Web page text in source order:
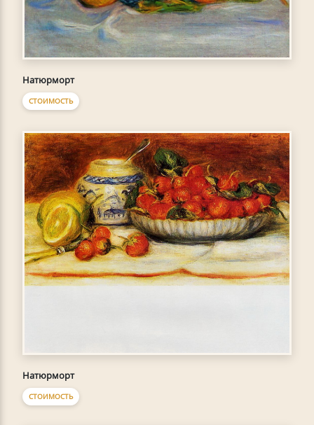
Натюрморт
СТОИМОСТЬ
Натюрморт
СТОИМОСТЬ